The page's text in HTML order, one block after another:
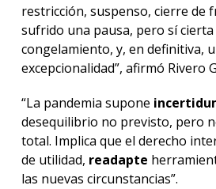
restricción, suspenso, cierre de
sufrido una pausa, pero sí
congelamiento, y, en definitiva,
excepcionalidad”, afirmó Rivero
“La pandemia supone
desequilibrio no previsto, pero
total. Implica que el derecho
de utilidad, readapte
las nuevas circunstancias”.